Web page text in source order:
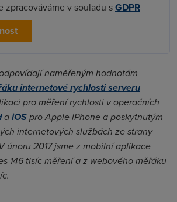
zpracováváme v souladu sGDPR
naměřeným hodnotám
internetové rychlosti serveru
pro měření rychlosti v operačních
aiOSpro Apple iPhone a poskytnutým
internetových službách ze strany
únoru 2017 jsme z mobilní aplikace
146 tisíc měření a z webového měřáku